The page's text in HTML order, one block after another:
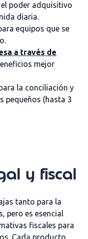
el poder adquisitivo
diaria.
equipos que se
a través de
mejor
la conciliación y
pequeños (hasta 3
y fiscal
tanto para la
pero es esencial
fiscales para
Cada producto